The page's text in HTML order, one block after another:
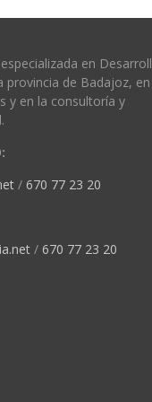
en
provincia de Badajoz, en
y en la consultoría y
/ 670 77 23 20
/ 670 77 23 20